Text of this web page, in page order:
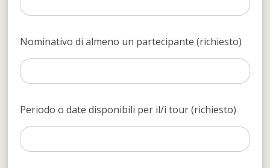
Nominativo di almeno un partecipante (richiesto)
Periodo o date disponibili per il/i tour (richiesto)